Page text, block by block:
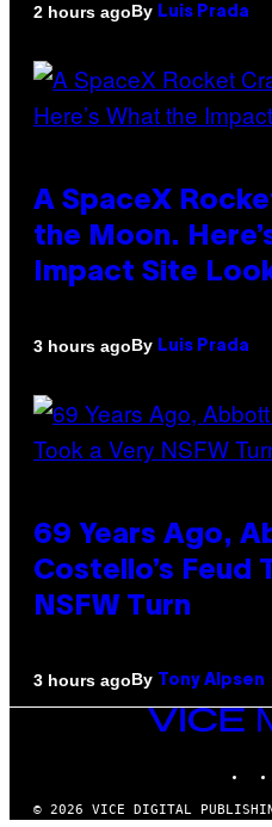
2 hours agoBy Luis Prada
A SpaceX
the Moon.
Impact Site
3 hours agoBy Luis Prada
69 Years Ago,
Costello’s Feud
NSFW Turn
3 hours agoBy Tony Alpsen
VICE
© 2026 VICE DIGITAL